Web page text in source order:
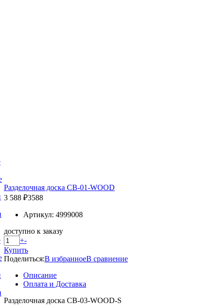
Разделочная доска CB-01-WOOD
3 588 ₽3588
Артикул: 4999008
доступно к заказу
+-
Купить
Поделиться:В избранноеВ сравнение
Описание
Оплата и Доставка
Разделочная доска CB-03-WOOD-S